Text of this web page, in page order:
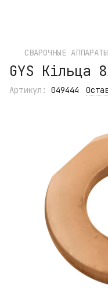
СВАРОЧНЫЕ
GYS Кільца
Артикул: 049444